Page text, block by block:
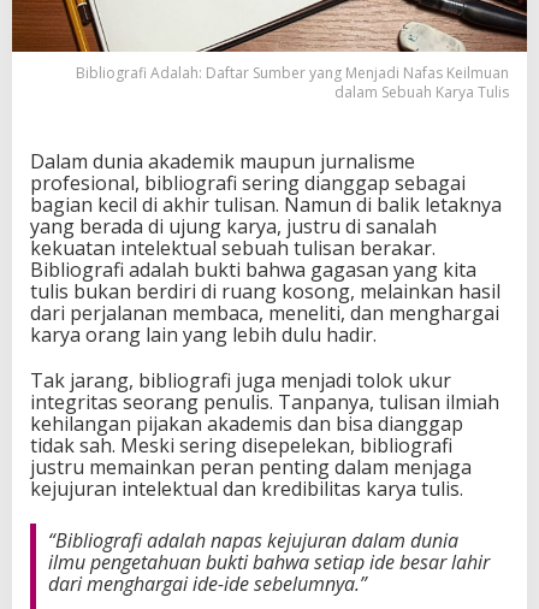
S
e
r
y
a
n
g
M
e
n
a
d
i
N
a
f
s
K
e
Bibliografi Adalah: Daftar Sumber yang Menjadi Nafas Keilmuan
dalam Sebuah Karya Tulis
Dalam dunia akademik maupun jurnalisme
profesional, bibliografi sering dianggap sebagai
bagian kecil di akhir tulisan. Namun di balik letaknya
yang berada di ujung karya, justru di sanalah
kekuatan intelektual sebuah tulisan berakar.
Bibliografi adalah bukti bahwa gagasan yang kita
tulis bukan berdiri di ruang kosong, melainkan hasil
dari perjalanan membaca, meneliti, dan menghargai
karya orang lain yang lebih dulu hadir.
Tak jarang, bibliografi juga menjadi tolok ukur
integritas seorang penulis. Tanpanya, tulisan ilmiah
kehilangan pijakan akademis dan bisa dianggap
tidak sah. Meski sering disepelekan, bibliografi
justru memainkan peran penting dalam menjaga
kejujuran intelektual dan kredibilitas karya tulis.
“Bibliografi adalah napas kejujuran dalam dunia
ilmu pengetahuan bukti bahwa setiap ide besar lahir
dari menghargai ide-ide sebelumnya.”